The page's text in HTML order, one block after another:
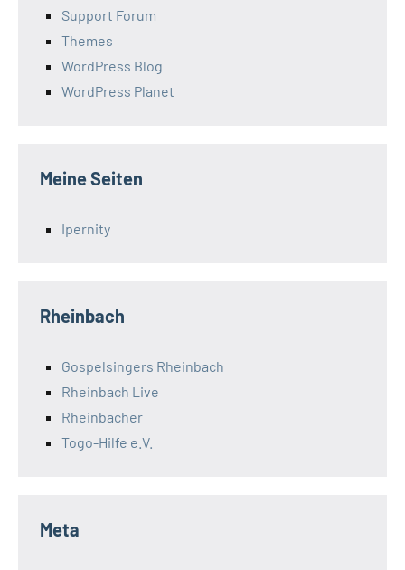
Support Forum
Themes
WordPress Blog
WordPress Planet
Meine Seiten
Ipernity
Rheinbach
Gospelsingers Rheinbach
Rheinbach Live
Rheinbacher
Togo-Hilfe e.V.
Meta